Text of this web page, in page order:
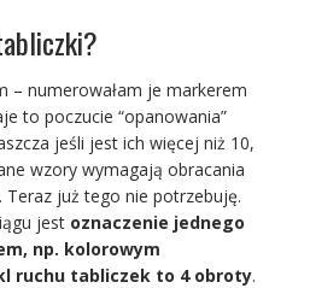
– numerowałam je markerem
to poczucie “opanowania”
jeśli jest ich więcej niż 10,
wzory wymagają obracania
Teraz już tego nie potrzebuję.
jest oznaczenie jednego
np. kolorowym
ruchu tabliczek to 4 obroty.